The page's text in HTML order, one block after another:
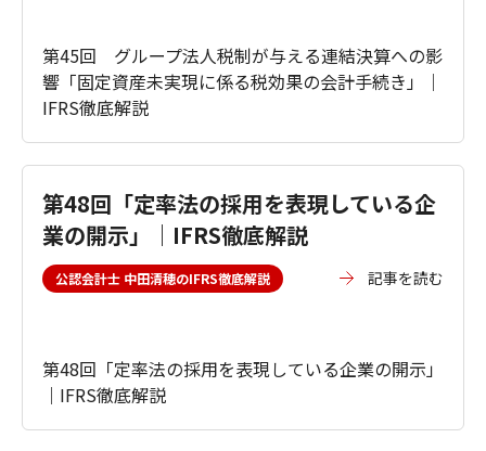
第45回 グループ法人税制が与える連結決算への影
響「固定資産未実現に係る税効果の会計手続き」｜
IFRS徹底解説
第48回「定率法の採用を表現している企
業の開示」｜IFRS徹底解説
公認会計士 中田清穂のIFRS徹底解説 記事を読む
第48回「定率法の採用を表現している企業の開示」
｜IFRS徹底解説